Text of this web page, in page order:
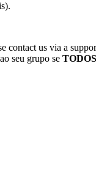
contact us via a
seu grupo se